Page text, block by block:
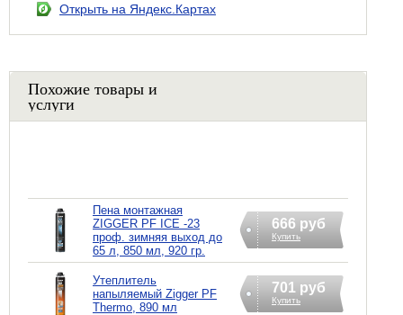
Открыть на Яндекс.Картах
Похожие товары и
услуги
Пена монтажная
ZIGGER PF ICE -23
проф. зимняя выход до
65 л, 850 мл, 920 гр.
666 руб
Купить
Утеплитель
напыляемый Zigger PF
Thermo, 890 мл
701 руб
Купить